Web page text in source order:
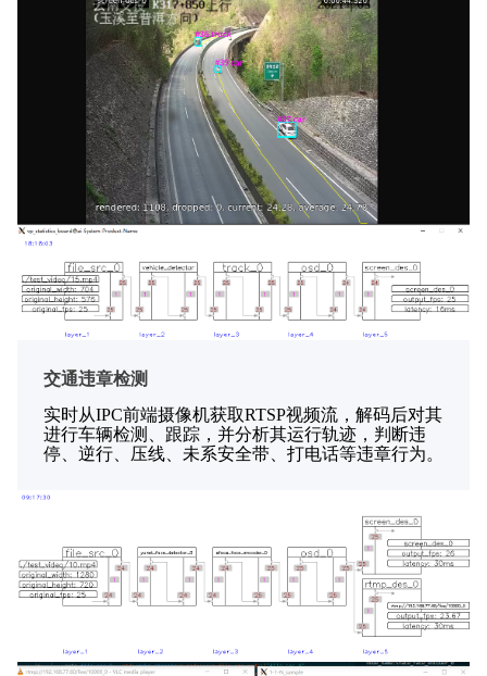
交通违章检测
实时从IPC前端摄像机获取RTSP视频流，解码后对其
进行车辆检测、跟踪，并分析其运行轨迹，判断违
停、逆行、压线、未系安全带、打电话等违章行为。